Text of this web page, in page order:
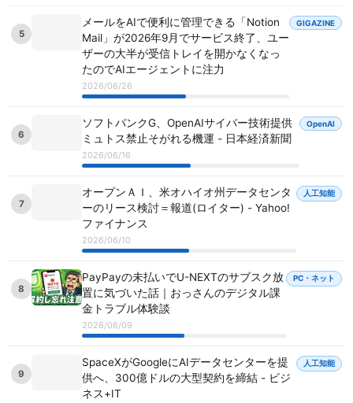
5
メールをAIで便利に管理できる「Notion
Mail」が2026年9月でサービス終了、ユー
ザーの大半が受信トレイを開かなくなっ
たのでAIエージェントに注力
2026/06/26
GIGAZINE
6
ソフトバンクG、OpenAIサイバー技術提供
ミュトス禁止そがれる機運 - 日本経済新聞
2026/06/16
OpenAI
7
オープンＡＩ、米オハイオ州データセンタ
ーのリース検討＝報道(ロイター) - Yahoo!
ファイナンス
2026/06/10
人工知能
8
PayPayの未払いでU-NEXTのサブスク放
置に気づいた話｜おっさんのデジタル課
金トラブル体験談
2026/06/09
PC・ネット
9
SpaceXがGoogleにAIデータセンターを提
供へ、300億ドルの大型契約を締結 - ビジ
ネス+IT
人工知能